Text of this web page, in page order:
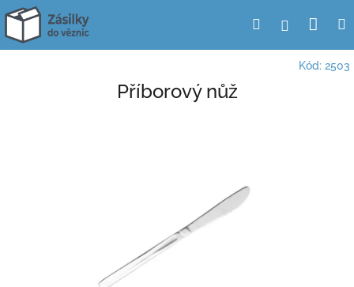
Přejít
obsah
HledatPřihlášení
Kód: 2503
Příborový nůž